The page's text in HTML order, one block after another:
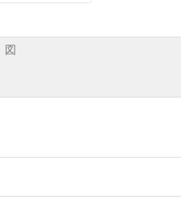
図